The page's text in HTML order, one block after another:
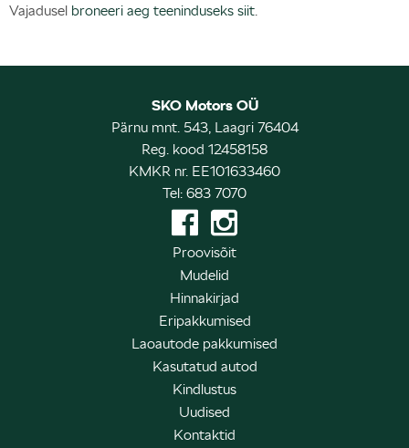
Vajadusel broneeri aeg teeninduseks siit.
SKO Motors OÜ
Pärnu mnt. 543, Laagri 76404
Reg. kood 12458158
KMKR nr. EE101633460
Tel: 683 7070
Proovisõit
Mudelid
Hinnakirjad
Eripakkumised
Laoautode pakkumised
Kasutatud autod
Kindlustus
Uudised
Kontaktid